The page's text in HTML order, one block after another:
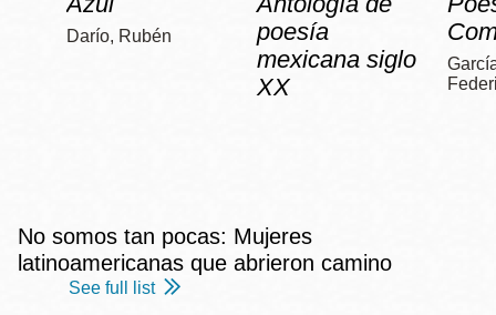
Darío, Rubén
poesía
mexicana siglo
XX
No somos tan pocas: Mujeres
latinoamericanas que abrieron camino
See full list